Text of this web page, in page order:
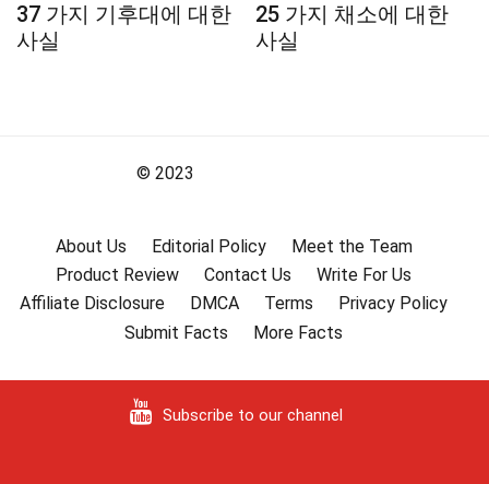
37 가지 기후대에 대한
사실
25 가지 채소에 대한
사실
© 2023
About Us Editorial Policy
Meet the Team
Product Review
Contact Us
Write For Us
Affiliate Disclosure
DMCA Terms
Privacy Policy
Submit Facts
More Facts
Subscribe to our channel